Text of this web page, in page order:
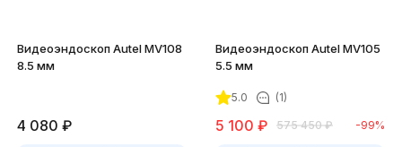
Видеоэндоскоп Autel MV108
8.5 мм
4 080 ₽
Видеоэндоскоп Autel MV105
5.5 мм
5.0 (1)
5 100 ₽ 575 450 ₽ -99%